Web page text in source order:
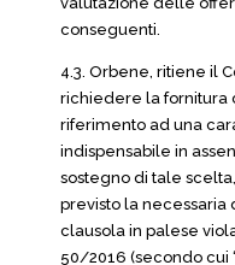
conseguenti.
4.3. Orbene, ritiene il
richiedere la fornitura
riferimento ad una
indispensabile in
sostegno di tale
previsto la necessaria
clausola in palese
50/2016 (secondo cui